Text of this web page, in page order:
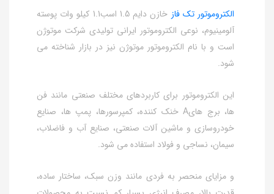
الکتروموتور تک فاز
خازن دایم 1.5 اسب1.1 کیلو وات پوسته
آلومینیوم، نوعی الکتروموتور ایرانی تولیدی شرکت موتوژن
است و با نام الکتروموتور موتوژن نیز در بازار شناخته می
شود.
این الکتروموتور برای کاربردهای مختلف صنعتی مانند فن
ها، برج هایA خنک کننده، کمپرسورها، پمپ ها، صنایع
خودروسازی و ماشین آلات صنعتی، صنایع آب و فاضلاب،
سیمان، نساجی و فولاد استفاده می شود.
و مزایای منحصر به فردی مانند وزن سبک، ساختار ساده،